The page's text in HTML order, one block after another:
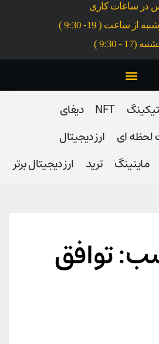
در ساعات کاری
از ساعت ( 19- 9:30 )
(17 - 9:30 )
NFT
دیفای
لحظه ای
ارز دیجیتال
ماینینگ ترید ارز دیجیتال برتر
توافق